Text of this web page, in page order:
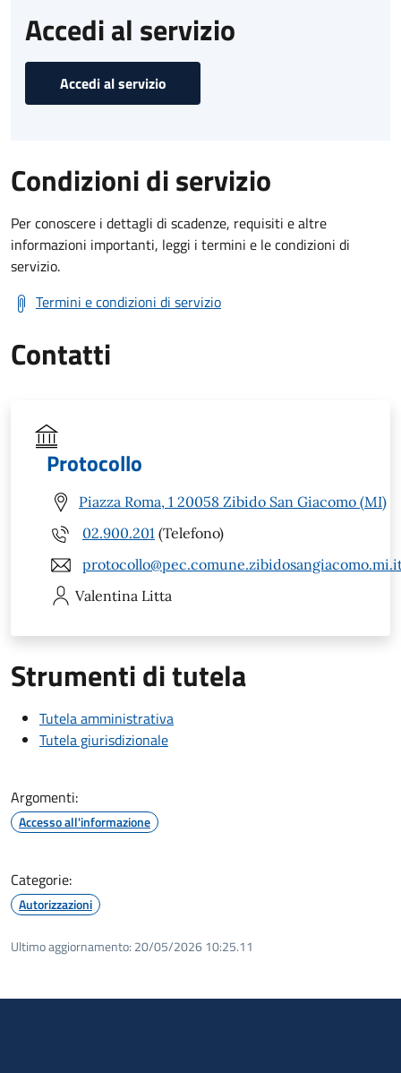
Accedi al servizio
Accedi al servizio
Condizioni di servizio
Per conoscere i dettagli di scadenze, requisiti e altre
informazioni importanti, leggi i termini e le condizioni di
servizio.
Termini e condizioni di servizio
Contatti
Protocollo
Piazza Roma, 1 20058 Zibido San Giacomo (MI)
02.900.201 (Telefono)
Valentina Litta
Strumenti di tutela
Tutela amministrativa
Tutela giurisdizionale
Argomenti:
Accesso all'informazione
Categorie:
Autorizzazioni
Ultimo aggiornamento: 20/05/2026 10:25.11